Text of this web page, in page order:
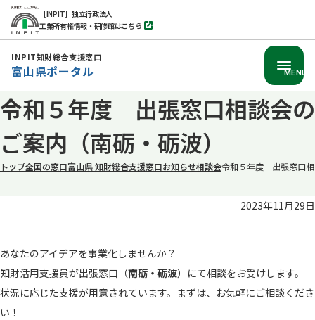
本
文
へ
［INPIT］独立行政法人
工業所有権情報・研修館はこちら
別
タ
INPIT知財総合支援窓口
富山県ポータル MENU
令和５年度 出張窓口相談会の
ご案内（南砺・砺波）
トップ全国の窓口富山県 知財総合支援窓口お知らせ相談会令和５年度 出張窓口相
2023年11月29日
あなたのアイデアを事業化しませんか？
知財活用支援員が出張窓口（南砺・ 砺波）にて相談をお受けします。
状況に応じた支援が用意されています。まずは、お気軽にご相談くださ
い！